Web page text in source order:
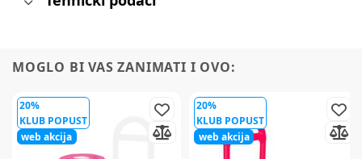
MOGLO BI VAS ZANIMATI I OVO:
20%
KLUB POPUST
web akcija
20%
KLUB POPUST
web akcija